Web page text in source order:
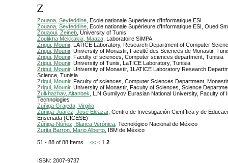
Z
Zouana, Seyfeddine , Ecole nationale Superieure d'Informatique ESI
Zouana, Seyfeddine , Ecole nationale Supérieure d’Informatique ESI, Oued
Zouaoui, Zeineb , University of Tunis
Zoulikha Mekkakia, Maaza , Laboratoire SIMPA
Zrigui, Mounir, LATICE Laboratory, Research Department of Computer
Zrigui, Mounir, University of Monastir, Faculté des Sciences de Monastir,
Zrigui, Mounir, Faculty of sciences, Computer sciences department, Tunisia
Zrigui, Mounir, University of Tunis, LaTICE Laboratory, Tunisia
Zrigui, Mounir, University of Monastir, 1LATICE Laboratory Research
Science, Tunisia
Zrigui, Mounir, Faculty of sciences, Computer Sciences Department, Monastir
Zrigui, Mounir, University of Monastir, Faculty of Sciences, Science
Zulkhazhav, Altanbek , L.N.Gumilyov Eurasian National University, Faculty of
Technologies
Zuñiga Grajeda, Virgilio
Zúñiga-Juárez, José Eleazar, Centro de Investigación Científica y de
Ensenada (CICESE)
Zúñiga-Núñez, Blanca Verónica , Tecnológico Nacional de México
Zurita Barron, Mario Alberto , IBM de México
51 - 88 of 88 Items << < 1 2
ISSN: 2007-9737